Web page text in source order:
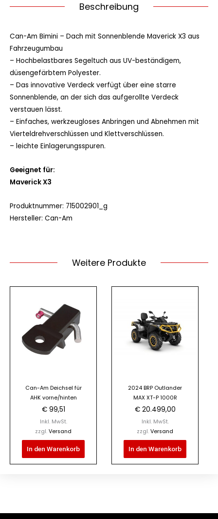
Beschreibung
Can-Am Bimini – Dach mit Sonnenblende Maverick X3 aus
Fahrzeugumbau
– Hochbelastbares Segeltuch aus UV-beständigem,
düsengefärbtem Polyester.
– Das innovative Verdeck verfügt über eine starre
Sonnenblende, an der sich das aufgerollte Verdeck
verstauen lässt.
– Einfaches, werkzeugloses Anbringen und Abnehmen mit
Vierteldrehverschlüssen und Klettverschlüssen.
– leichte Einlagerungsspuren.
Geeignet für:
Maverick X3
Produktnummer: 715002901_g
Hersteller: Can-Am
Weitere Produkte
Can-Am Deichsel für
AHK vorne/hinten
€99,51
Inkl. MwSt.
zzgl. Versand
In den Warenkorb
2024 BRP Outlander
MAX XT-P 1000R
€20.499,00
Inkl. MwSt.
zzgl. Versand
In den Warenkorb